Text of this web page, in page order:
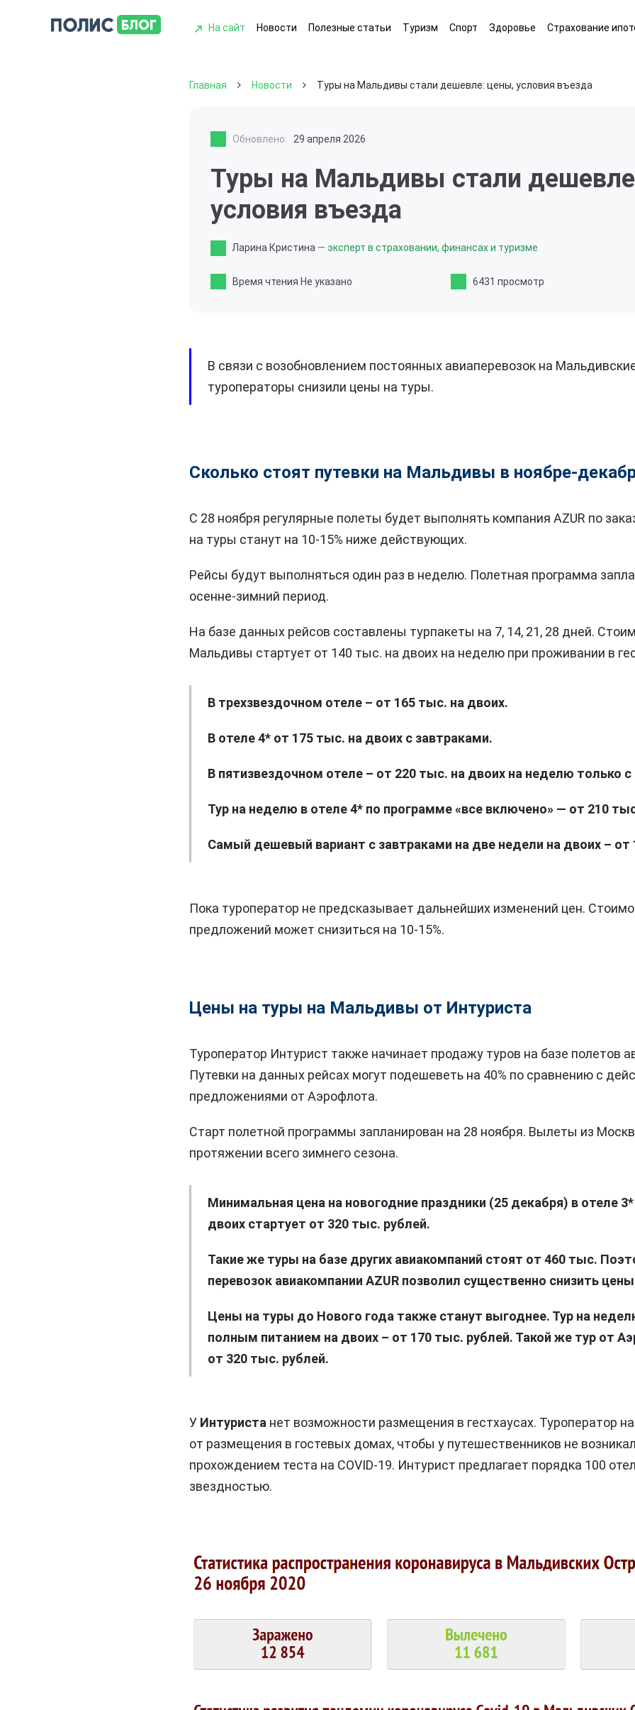
На сайт Новости Полезные статьи Туризм Спорт Здоровье Страхование
Главная Новости Туры на Мальдивы стали дешевле: цены, условия въезда
Обновлено: 29 апреля 2026
Туры на Мальдивы стали
условия въезда
Ларина Кристина — эксперт в страховании, финансах и туризме
Время чтения Не указано 6431 просмотр
В связи с возобновлением постоянных авиаперевозок на
туроператоры снизили цены на туры.
Сколько стоят путевки на Мальдивы в ноябре-
С 28 ноября регулярные полеты будет выполнять компания AZUR по
на туры станут на 10-15% ниже действующих.
Рейсы будут выполняться один раз в неделю. Полетная программа
осенне-зимний период.
На базе данных рейсов составлены турпакеты на 7, 14, 21, 28 дней.
Мальдивы стартует от 140 тыс. на двоих на неделю при проживании в
В трехзвездочном отеле – от 165 тыс. на двоих.
В отеле 4* от 175 тыс. на двоих с завтраками.
В пятизвездочном отеле – от 220 тыс. на двоих на неделю только
Тур на неделю в отеле 4* по программе «все включено» — от 210
Самый дешевый вариант с завтраками на две недели на двоих – от
Пока туроператор не предсказывает дальнейших изменений цен.
предложений может снизиться на 10-15%.
Цены на туры на Мальдивы от Интуриста
Туроператор Интурист также начинает продажу туров на базе полетов
Путевки на данных рейсах могут подешеветь на 40% по сравнению с
предложениями от Аэрофлота.
Старт полетной программы запланирован на 28 ноября. Вылеты из
протяжении всего зимнего сезона.
Минимальная цена на новогодние праздники (25 декабря) в отеле
двоих стартует от 320 тыс. рублей.
Такие же туры на базе других авиакомпаний стоят от 460 тыс.
перевозок авиакомпании AZUR позволил существенно снизить
Цены на туры до Нового года также станут выгоднее. Тур на
полным питанием на двоих – от 170 тыс. рублей. Такой же тур от
от 320 тыс. рублей.
У Интуриста нет возможности размещения в гестхаусах. Туроператор
от размещения в гостевых домах, чтобы у путешественников не
прохождением теста на COVID-19. Интурист предлагает порядка 100
звездностью.